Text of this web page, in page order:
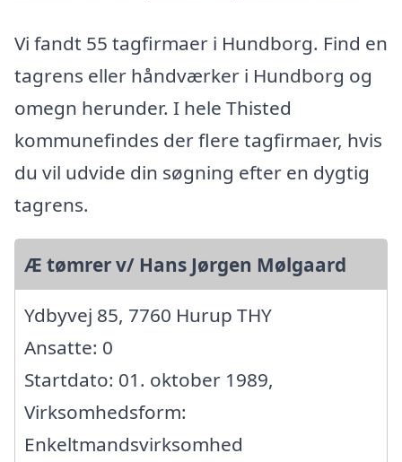
Vi fandt 55 tagfirmaer i Hundborg. Find en
tagrens eller håndværker i Hundborg og
omegn herunder. I hele Thisted
kommunefindes der flere tagfirmaer, hvis
du vil udvide din søgning efter en dygtig
tagrens.
Æ tømrer v/ Hans Jørgen Mølgaard
Ydbyvej 85, 7760 Hurup THY
Ansatte: 0
Startdato: 01. oktober 1989,
Virksomhedsform:
Enkeltmandsvirksomhed